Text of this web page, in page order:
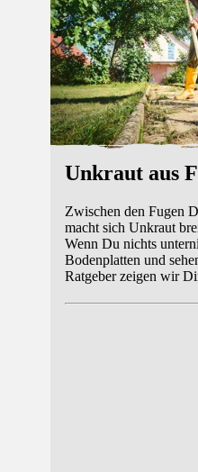
Unkraut aus
Zwischen den Fugen
macht sich Unkraut
Wenn Du nichts
Bodenplatten und
Ratgeber zeigen wir